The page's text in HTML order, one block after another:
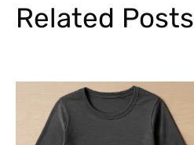
Related Posts